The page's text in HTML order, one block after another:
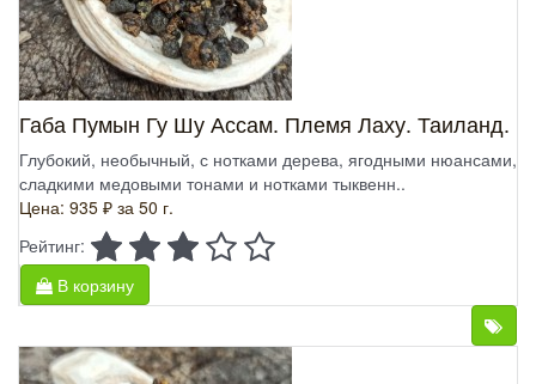
Габа Пумын Гу Шу Ассам. Племя Лаху. Таиланд.
Глубокий, необычный, с нотками дерева, ягодными нюансами,
сладкими медовыми тонами и нотками тыквенн..
Цена: 935 ₽ за 50 г.
Рейтинг:
В корзину